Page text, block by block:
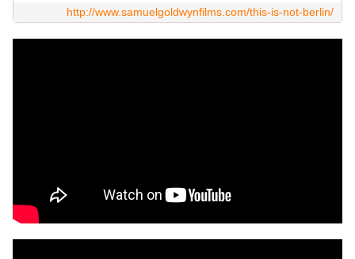
http://www.samuelgoldwynfilms.com/this-is-not-berlin/